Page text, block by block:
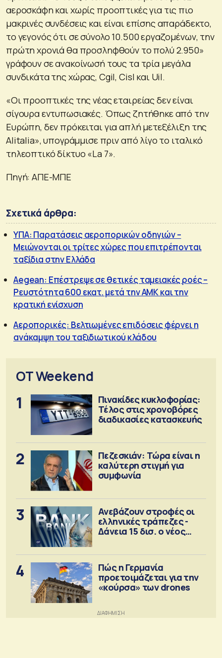
αεροσκάφη και χωρίς προοπτικές για τις πιο
μακρινές συνδέσεις και είναι επίσης απαράδεκτο,
το γεγονός ότι σε σύνολο 10.500 εργαζομένων, την
πρώτη χρονιά θα προσληφθούν το πολύ 2.950»
γράφουν σε ανακοίνωσή τους τα τρία μεγάλα
συνδικάτα της χώρας, Cgil, Cisl και Uil.
«Οι προοπτικές της νέας εταιρείας δεν είναι
σίγουρα εντυπωσιακές. Όπως ζητήθηκε από την
Ευρώπη, δεν πρόκειται για απλή μετεξέλιξη της
Alitalia», υπογράμμισε πριν από λίγο το ιταλικό
τηλεοπτικό δίκτυο «La 7».
Πηγή: ΑΠΕ-ΜΠΕ
Σχετικά άρθρα:
ΥΠΑ: Παρατάσεις αεροπορικών οδηγιών –
Μειώνονται οι τρίτες χώρες που επιτρέπονται
ταξίδια στην Ελλάδα
Aegean: Επέστρεψε σε θετικές ταμειακές ροές –
Ρευστότητα 600 εκατ. μετά την ΑΜΚ και την
κρατική ενίσχυση
Αεροπορικές: Βελτιωμένες επιδόσεις φέρνει η
ανάκαμψη του ταξιδιωτικού κλάδου
OT Weekend
1
Πινακίδες κυκλοφορίας:
Τέλος στις χρονοβόρες
διαδικασίες κατασκευής
2
Πεζεσκιάν: Τώρα είναι η
καλύτερη στιγμή για
συμφωνία
3
Ανεβάζουν στροφές οι
ελληνικές τράπεζες -
Δάνεια 15 δισ. ο νέος
4
Πώς η Γερμανία
προετοιμάζεται για την
«κούρσα» των drones